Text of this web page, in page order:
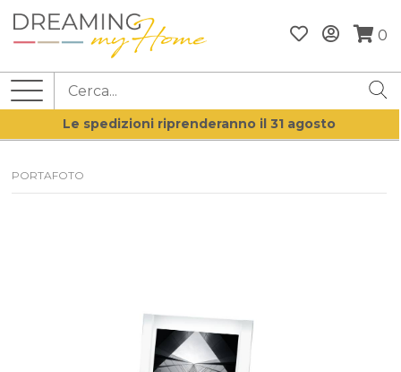
0
Le spedizioni riprenderanno il 31 agosto
PORTAFOTO